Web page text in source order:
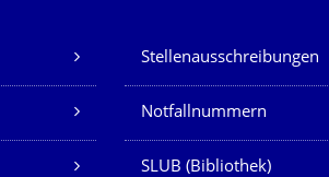
Stellenausschreibungen
Notfallnummern
SLUB (Bibliothek)